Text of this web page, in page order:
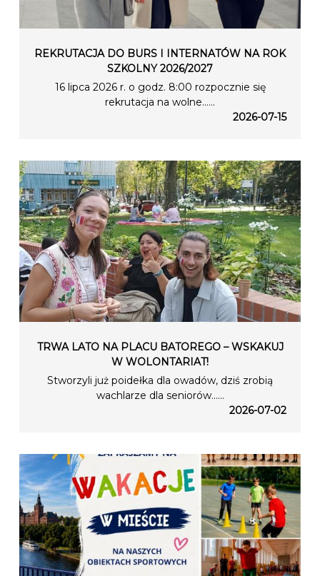
REKRUTACJA DO BURS I INTERNATÓW NA ROK
SZKOLNY 2026/2027
16 lipca 2026 r. o godz. 8:00 rozpocznie się
rekrutacja na wolne…...
2026-07-15
TRWA LATO NA PLACU BATOREGO – WSKAKUJ
W WOLONTARIAT!
Stworzyli już poidełka dla owadów, dziś zrobią
wachlarze dla seniorów…...
2026-07-02